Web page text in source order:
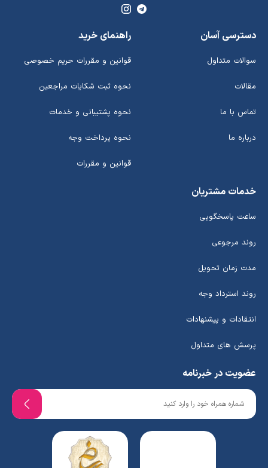
دسترسی آسان
سوالات متداول
مقالات
تماس با ما
درباره ما
راهنمای خرید
قوانین و مقررات حریم خصوصی
نحوه ثبت شکایات مراجعین
نحوه پشتیبانی و خدمات
نحوه پرداخت وجه
قوانین و مقررات
خدمات مشتریان
ساعت پاسخگویی
روند مرجوعی
مدت زمان تحویل
روند استرداد وجه
انتقادات و پیشنهادات
پرسش های متداول
عضویت در خبرنامه